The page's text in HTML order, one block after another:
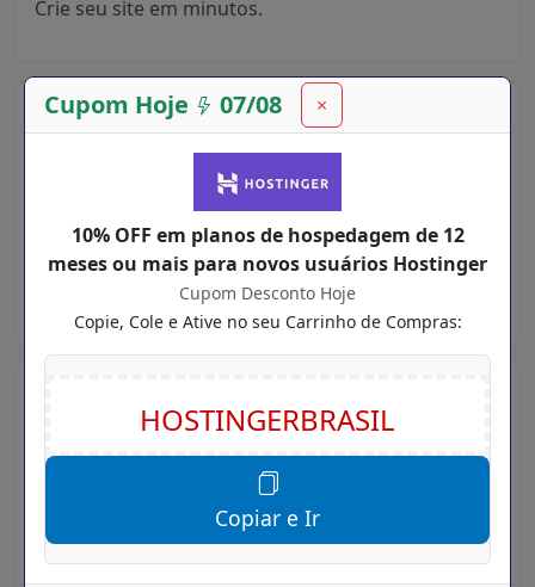
Cupom Hoje 07/08 ×
10% OFF em planos de hospedagem de 12
meses ou mais para novos usuários Hostinger
Cupom Desconto Hoje
Copie, Cole e Ative no seu Carrinho de Compras:
Copiar e Ir
Crie seu site em minutos.
Site Hostinger
Para visitar o site da loja Hostinger, você pode
digitar em seu navegador ou simplesmente clicar
no botão abaixo e ser redirecionado para o site
com os descontos já aplicados na URL:
www.hostinger.com.br
Para utilizar Cupom de Desconto Hostinger, é
muito simples:
Primeiro você precisa digitar aqui no Cupom
Desconto Hoje, lá em cima no campo de busca,
o nome da loja desejada, Ex:Hostinger